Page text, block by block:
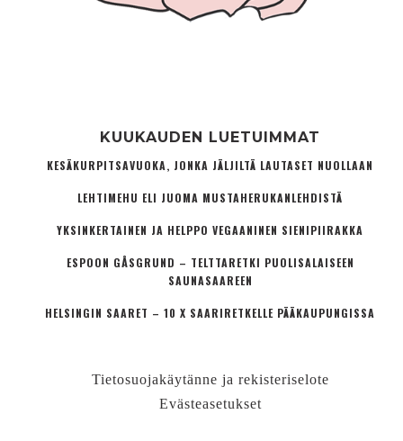
KUUKAUDEN LUETUIMMAT
KESÄKURPITSAVUOKA, JONKA JÄLJILTÄ LAUTASET NUOLLAAN
LEHTIMEHU ELI JUOMA MUSTAHERUKANLEHDISTÄ
YKSINKERTAINEN JA HELPPO VEGAANINEN SIENIPIIRAKKA
ESPOON GÅSGRUND – TELTTARETKI PUOLISALAISEEN
SAUNASAAREEN
HELSINGIN SAARET – 10 X SAARIRETKELLE PÄÄKAUPUNGISSA
Tietosuojakäytänne ja rekisteriselote
Evästeasetukset